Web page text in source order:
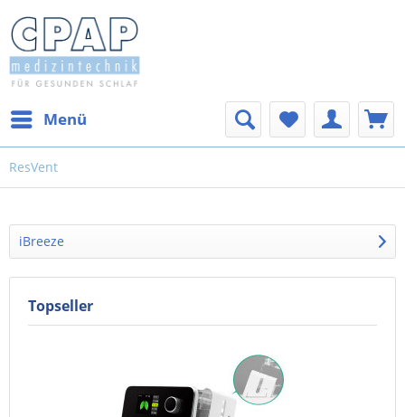
Menü
ResVent
iBreeze
Topseller